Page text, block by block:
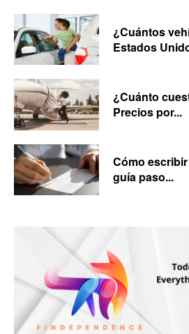
¿Cuántos
Estados
¿Cuánto
Precios por...
Cómo
guía paso...